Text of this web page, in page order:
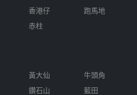
香港仔
赤柱
跑馬地
黃大仙
鑽石山
牛頭角
藍田